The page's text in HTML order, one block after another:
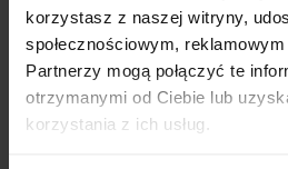
korzystasz z naszej witryny,
społecznościowym, reklamowym
Partnerzy mogą połączyć te
otrzymanymi od Ciebie lub
korzystania z ich usług.